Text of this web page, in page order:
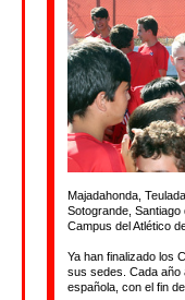
Majadahonda,
Sotogrande,
Campus del Atlético
Ya han finalizado los
sus sedes. Cada año
española, con el fin